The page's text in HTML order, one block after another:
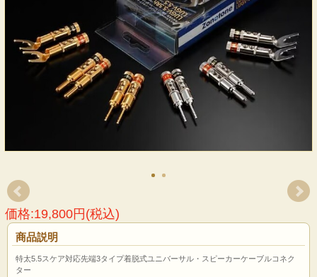
価格:19,800円(税込)
商品説明
特太5.5スケア対応先端3タイプ着脱式ユニバーサル・スピーカーケーブルコネク
ター